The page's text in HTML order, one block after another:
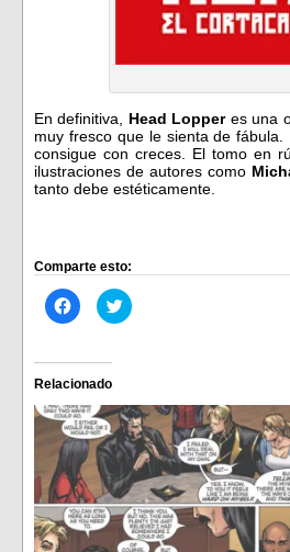
En definitiva, Head Lopperes una
muy fresco que le sienta de
consigue con creces. El tomo en
ilustraciones de autores como
tanto debe estéticamente.
Comparte esto:
Haz
clic
Facebook
(Se
abre
en
una
ventana
nueva)
Haz
clic
en
una
ventana
nueva)
Relacionado